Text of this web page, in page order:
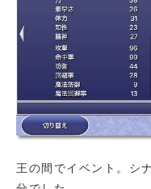
王の間でイベント。シ